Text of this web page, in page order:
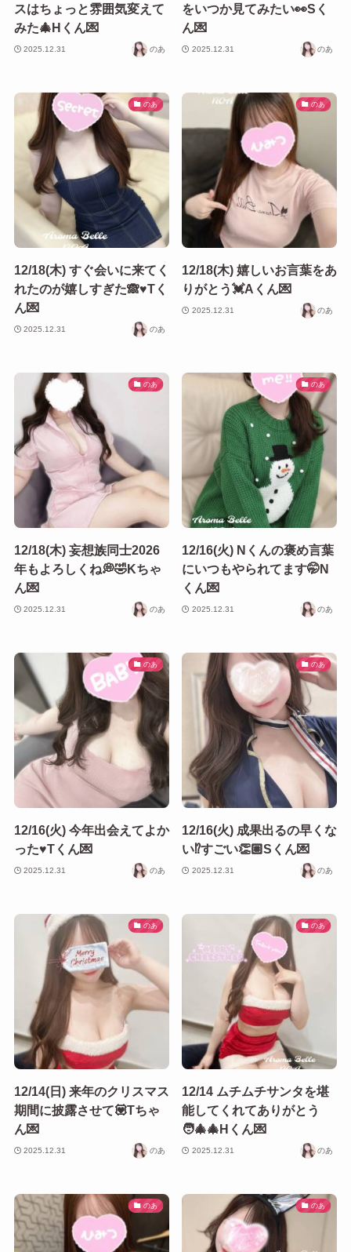
スはちょっと雰囲気変えて
みた🎄Hくん💌
2025.12.31 のあ
をいつか見てみたい👀Sく
ん💌
2025.12.31 のあ
のあ
12/18(木) すぐ会いに来てく
れたのが嬉しすぎた🙈♥️Tく
ん💌
2025.12.31 のあ
のあ
12/18(木) 嬉しいお言葉をあ
りがとう💓Aくん💌
2025.12.31 のあ
のあ
12/18(木) 妄想族同士2026
年もよろしくね💭🤣Kちゃ
ん💌
2025.12.31 のあ
のあ
12/16(火) Nくんの褒め言葉
にいつもやられてます🤭N
くん💌
2025.12.31 のあ
のあ
12/16(火) 今年出会えてよか
った♥️Tくん💌
2025.12.31 のあ
のあ
12/16(火) 成果出るの早くな
い⁉️すごい👏🏼Sくん💌
2025.12.31 のあ
のあ
12/14(日) 来年のクリスマス
期間に披露させて💟Tちゃ
ん💌
2025.12.31 のあ
のあ
12/14 ムチムチサンタを堪
能してくれてありがとう
🧑‍🎄🎄Hくん💌
2025.12.31 のあ
のあ のあ